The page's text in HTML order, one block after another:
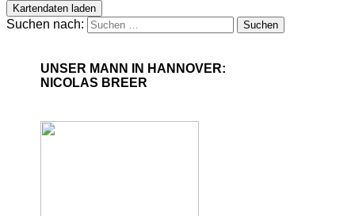
Kartendaten laden
Suchen nach:
UNSER MANN IN HANNOVER:
NICOLAS BREER